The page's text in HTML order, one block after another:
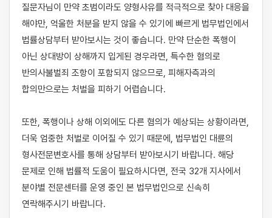
질문자님이 만약 초범이라도 양형사유를 적극적으로 찾아 대응을
해야만, 억울한 처분을 받지 않을 수 있기에 빠르게 법무법인에서
법률상담부터 받아보시는 것이 좋습니다. 만약 단순한 폭행이
아닌 상대방이 상해까지 입게된 경우라면, 특수한 혐의로
반의사불벌죄 조항이 포함되지 않으므로, 피해자측과의
합의만으로는 처벌을 피하기 어렵습니다.
또한, 폭행이나 상해 이외에도 다른 혐의가 예상되는 상황이라면,
더욱 엄중한 처벌로 이어질 수 있기 때문에, 법무법인 대륜의
형사전문변호사를 통해 상담부터 받아보시기 바랍니다. 해당
문제로 인해 법률적 도움이 필요하시다면, 전국 32개 지사에서
분야별 전문센터를 운영 중인 본 법무법인으로 신속히
연락해주시기 바랍니다.